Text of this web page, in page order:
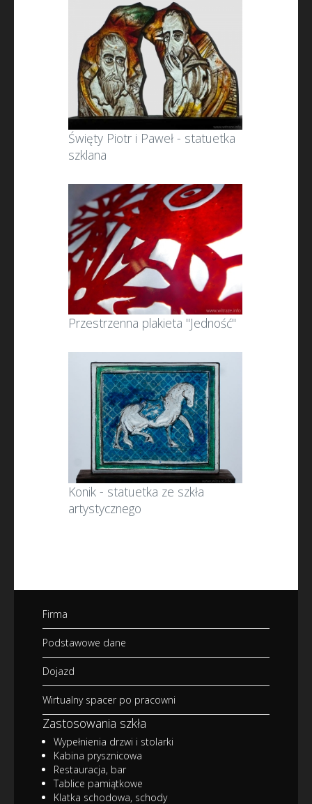
Święty Piotr i Paweł - statuetka
szklana
Przestrzenna plakieta "Jedność"
Konik - statuetka ze szkła
artystycznego
Firma
Podstawowe dane
Dojazd
Wirtualny spacer po pracowni
Zastosowania szkła
Wypełnienia drzwi i stolarki
Kabina prysznicowa
Restauracja, bar
Tablice pamiątkowe
Klatka schodowa, schody